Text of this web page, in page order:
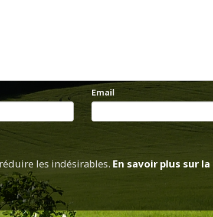
Email
les indésirables. En savoir plus sur